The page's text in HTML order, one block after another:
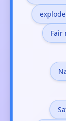
Fair